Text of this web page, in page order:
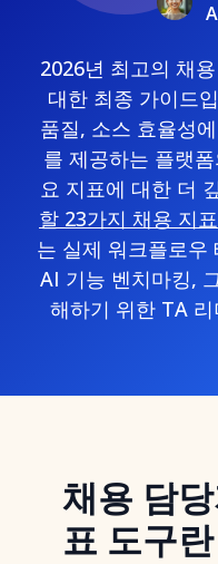
2026년 최고의 채
대한 최종 가이드
품질, 소스 효율성
를 제공하는 플랫
요 지표에 대한 더
할 23가지 채용 지표
는 실제 워크플로우
AI 기능 벤치마킹,
해하기 위한 TA
채용 담
표 도구